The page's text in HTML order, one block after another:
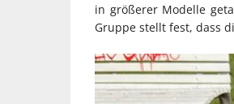
in größerer Modelle
Gruppe stellt fest, dass